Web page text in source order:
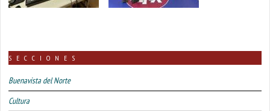
SECCIONES
Buenavista del Norte
Cultura